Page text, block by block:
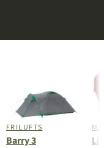
FRILUFTS
Barry 3